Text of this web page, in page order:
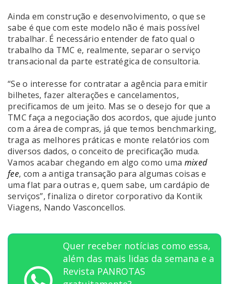
Ainda em construção e desenvolvimento, o que se
sabe é que com este modelo não é mais possível
trabalhar. É necessário entender de fato qual o
trabalho da TMC e, realmente, separar o serviço
transacional da parte estratégica de consultoria.
“Se o interesse for contratar a agência para emitir
bilhetes, fazer alterações e cancelamentos,
precificamos de um jeito. Mas se o desejo for que a
TMC faça a negociação dos acordos, que ajude junto
com a área de compras, já que temos benchmarking,
traga as melhores práticas e monte relatórios com
diversos dados, o conceito de precificação muda.
Vamos acabar chegando em algo como uma mixed
fee, com a antiga transação para algumas coisas e
uma flat para outras e, quem sabe, um cardápio de
serviços”, finaliza o diretor corporativo da Kontik
Viagens, Nando Vasconcellos.
Quer receber notícias como essa,
além das mais lidas da semana e a
Revista PANROTAS